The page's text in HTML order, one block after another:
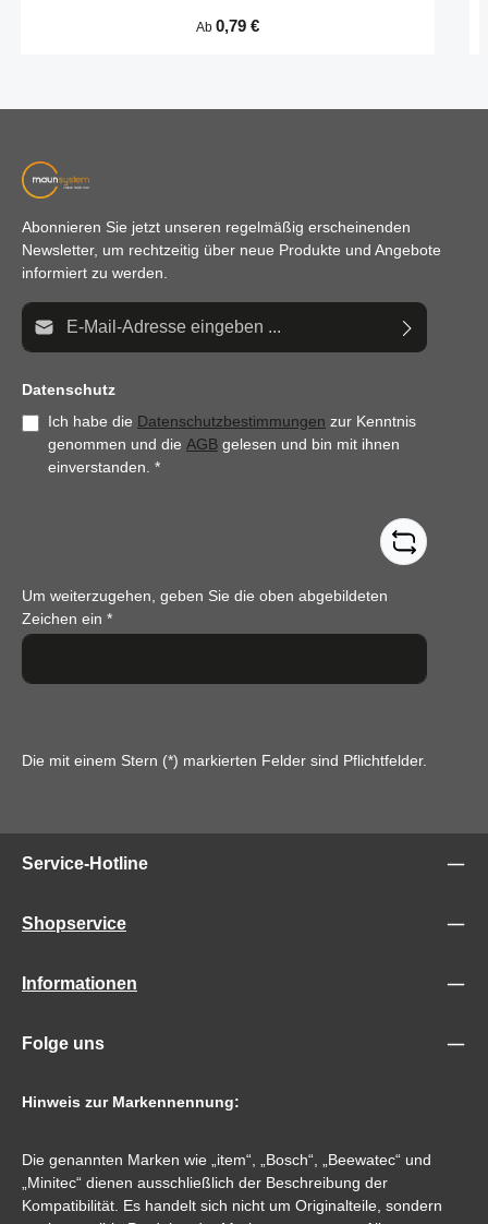
Regulärer Preis:
Ab 0,79 €
Abonnieren Sie jetzt unseren regelmäßig erscheinenden
Newsletter, um rechtzeitig über neue Produkte und Angebote
informiert zu werden.
E-Mail-Adresse*
Datenschutz
Ich habe die Datenschutzbestimmungen zur Kenntnis
genommen und die AGB gelesen und bin mit ihnen
einverstanden. *
Um weiterzugehen, geben Sie die oben abgebildeten
Zeichen ein *
Die mit einem Stern (*) markierten Felder sind Pflichtfelder.
Service-Hotline
Shopservice
Informationen
Folge uns
Hinweis zur Markennennung:
Die genannten Marken wie „item“, „Bosch“, „Beewatec“ und
„Minitec“ dienen ausschließlich der Beschreibung der
Kompatibilität. Es handelt sich nicht um Originalteile, sondern